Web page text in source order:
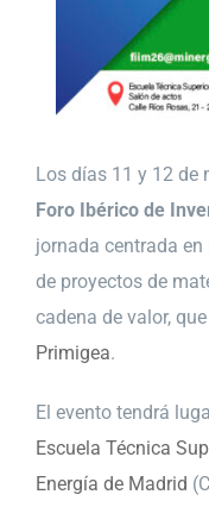
Los días 11 y 12 de
Foro Ibérico de
jornada centrada
de proyectos de
cadena de valor,
Primigea.
El evento tendrá
Escuela Técnica
Energía de Madrid